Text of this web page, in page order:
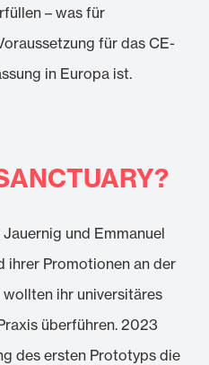
– was für
für das CE-
in Europa ist.
und Emmanuel
ihrer Promotionen an der
ihr universitäres
überführen. 2023
des ersten Prototyps die